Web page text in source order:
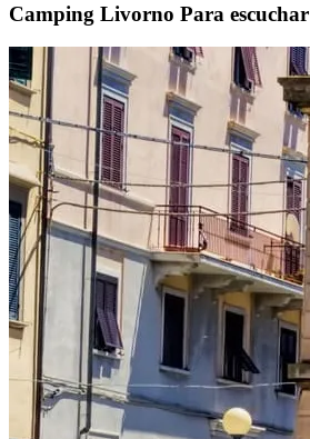
Camping Livorno Para escuchar